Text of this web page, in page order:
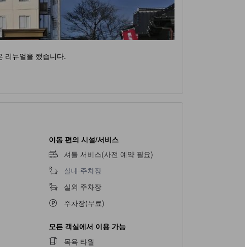
리뉴얼을 했습니다.
이동 편의 시설/서비스
셔틀 서비스(사전 예약 필요)
실내 주차장 이용 불가
실내 주차장
실외 주차장
주차장(무료)
모든 객실에서 이용 가능
목욕 타월